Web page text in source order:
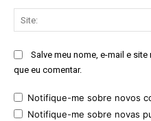
Salve meu nome, e-mail e
que eu comentar.
Notifique-me sobre novos
Notifique-me sobre novas